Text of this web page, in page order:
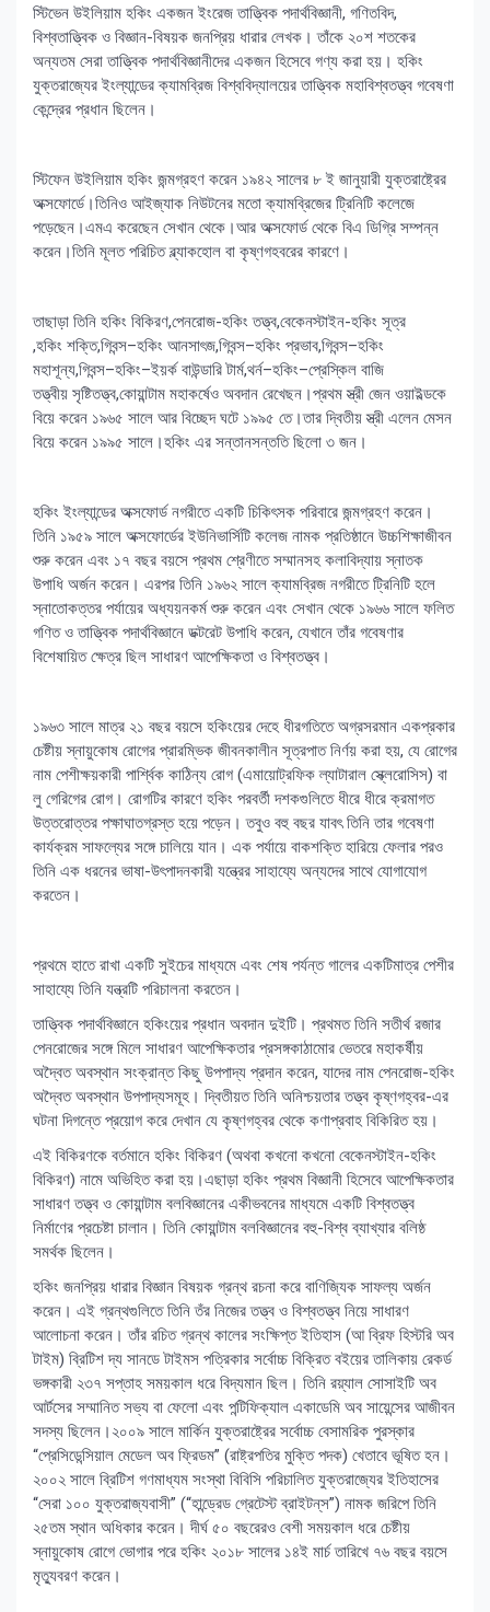
স্টিভেন উইলিয়াম হকিং একজন ইংরেজ তাত্ত্বিক পদার্থবিজ্ঞানী, গণিতবিদ,
বিশ্বতাত্ত্বিক ও বিজ্ঞান-বিষয়ক জনপ্রিয় ধারার লেখক। তাঁকে ২০শ শতকের
অন্যতম সেরা তাত্ত্বিক পদার্থবিজ্ঞানীদের একজন হিসেবে গণ্য করা হয়। হকিং
যুক্তরাজ্যের ইংল্যান্ডের ক্যামব্রিজ বিশ্ববিদ্যালয়ের তাত্ত্বিক মহাবিশ্বতত্ত্ব গবেষণা
কেন্দ্রের প্রধান ছিলেন।
স্টিফেন উইলিয়াম হকিং জন্মগ্রহণ করেন ১৯৪২ সালের ৮ ই জানুয়ারী যুক্তরাষ্ট্রের
অক্সফোর্ডে।তিনিও আইজ্যাক নিউটনের মতো ক্যামব্রিজের ট্রিনিটি কলেজে
পড়েছেন।এমএ করেছেন সেখান থেকে।আর অক্সফোর্ড থেকে বিএ ডিগ্রি সম্পন্ন
করেন।তিনি মূলত পরিচিত ব্ল্যাকহোল বা কৃষ্ণগহবরের কারণে।
তাছাড়া তিনি হকিং বিকিরণ,পেনরোজ-হকিং তত্ত্ব,বেকেনস্টাইন-হকিং সূত্র
,হকিং শক্তি,গিবন্স–হকিং আনসাৎজ,গিবন্স–হকিং প্রভাব,গিবন্স–হকিং
মহাশূন্য,গিবন্স–হকিং–ইয়র্ক বাউন্ডারি টার্ম,থর্ন–হকিং–প্রেস্কিল বাজি
তত্ত্বীয় সৃষ্টিতত্ত্ব,কোয়ান্টাম মহাকর্ষেও অবদান রেখেছন।প্রথম স্ত্রী জেন ওয়াইল্ডকে
বিয়ে করেন ১৯৬৫ সালে আর বিচ্ছেদ ঘটে ১৯৯৫ তে।তার দ্বিতীয় স্ত্রী এলেন মেসন
বিয়ে করেন ১৯৯৫ সালে।হকিং এর সন্তানসন্ততি ছিলো ৩ জন।
হকিং ইংল্যান্ডের অক্সফোর্ড নগরীতে একটি চিকিৎসক পরিবারে জন্মগ্রহণ করেন।
তিনি ১৯৫৯ সালে অক্সফোর্ডের ইউনিভার্সিটি কলেজ নামক প্রতিষ্ঠানে উচ্চশিক্ষাজীবন
শুরু করেন এবং ১৭ বছর বয়সে প্রথম শ্রেণীতে সম্মানসহ কলাবিদ্যায় স্নাতক
উপাধি অর্জন করেন। এরপর তিনি ১৯৬২ সালে ক্যামব্রিজ নগরীতে ট্রিনিটি হলে
স্নাতোকত্তর পর্যায়ের অধ্যয়নকর্ম শুরু করেন এবং সেখান থেকে ১৯৬৬ সালে ফলিত
গণিত ও তাত্ত্বিক পদার্থবিজ্ঞানে ডক্টরেট উপাধি করেন, যেখানে তাঁর গবেষণার
বিশেষায়িত ক্ষেত্র ছিল সাধারণ আপেক্ষিকতা ও বিশ্বতত্ত্ব।
১৯৬৩ সালে মাত্র ২১ বছর বয়সে হকিংয়ের দেহে ধীরগতিতে অগ্রসরমান একপ্রকার
চেষ্টীয় স্নায়ুকোষ রোগের প্রারম্ভিক জীবনকালীন সূত্রপাত নির্ণয় করা হয়, যে রোগের
নাম পেশীক্ষয়কারী পার্শ্বিক কাঠিন্য রোগ (এমায়োট্রফিক ল্যাটারাল স্ক্লেরোসিস) বা
লু গেরিগের রোগ। রোগটির কারণে হকিং পরবর্তী দশকগুলিতে ধীরে ধীরে ক্রমাগত
উত্তরোত্তর পক্ষাঘাতগ্রস্ত হয়ে পড়েন। তবুও বহু বছর যাবৎ তিনি তার গবেষণা
কার্যক্রম সাফল্যের সঙ্গে চালিয়ে যান। এক পর্যায়ে বাকশক্তি হারিয়ে ফেলার পরও
তিনি এক ধরনের ভাষা-উৎপাদনকারী যন্ত্রের সাহায্যে অন্যদের সাথে যোগাযোগ
করতেন।
প্রথমে হাতে রাখা একটি সুইচের মাধ্যমে এবং শেষ পর্যন্ত গালের একটিমাত্র পেশীর
সাহায্যে তিনি যন্ত্রটি পরিচালনা করতেন।
তাত্ত্বিক পদার্থবিজ্ঞানে হকিংয়ের প্রধান অবদান দুইটি। প্রথমত তিনি সতীর্থ রজার
পেনরোজের সঙ্গে মিলে সাধারণ আপেক্ষিকতার প্রসঙ্গকাঠামোর ভেতরে মহাকর্ষীয়
অদ্বৈত অবস্থান সংক্রান্ত কিছু উপপাদ্য প্রদান করেন, যাদের নাম পেনরোজ-হকিং
অদ্বৈত অবস্থান উপপাদ্যসমূহ। দ্বিতীয়ত তিনি অনিশ্চয়তার তত্ত্ব কৃষ্ণগহ্বর-এর
ঘটনা দিগন্তে প্রয়োগ করে দেখান যে কৃষ্ণগহ্বর থেকে কণাপ্রবাহ বিকিরিত হয়।
এই বিকিরণকে বর্তমানে হকিং বিকিরণ (অথবা কখনো কখনো বেকেনস্টাইন-হকিং
বিকিরণ) নামে অভিহিত করা হয়।এছাড়া হকিং প্রথম বিজ্ঞানী হিসেবে আপেক্ষিকতার
সাধারণ তত্ত্ব ও কোয়ান্টাম বলবিজ্ঞানের একীভবনের মাধ্যমে একটি বিশ্বতত্ত্ব
নির্মাণের প্রচেষ্টা চালান। তিনি কোয়ান্টাম বলবিজ্ঞানের বহু-বিশ্ব ব্যাখ্যার বলিষ্ঠ
সমর্থক ছিলেন।
হকিং জনপ্রিয় ধারার বিজ্ঞান বিষয়ক গ্রন্থ রচনা করে বাণিজ্যিক সাফল্য অর্জন
করেন। এই গ্রন্থগুলিতে তিনি তঁর নিজের তত্ত্ব ও বিশ্বতত্ত্ব নিয়ে সাধারণ
আলোচনা করেন। তাঁর রচিত গ্রন্থ কালের সংক্ষিপ্ত ইতিহাস (আ ব্রিফ হিস্টরি অব
টাইম) ব্রিটিশ দ্য সানডে টাইমস পত্রিকার সর্বোচ্চ বিক্রিত বইয়ের তালিকায় রেকর্ড
ভঙ্গকারী ২৩৭ সপ্তাহ সময়কাল ধরে বিদ্যমান ছিল। তিনি রয়্যাল সোসাইটি অব
আর্টসের সম্মানিত সভ্য বা ফেলো এবং পন্টিফিক্যাল একাডেমি অব সায়েন্সের আজীবন
সদস্য ছিলেন।২০০৯ সালে মার্কিন যুক্তরাষ্ট্রের সর্বোচ্চ বেসামরিক পুরস্কার
“প্রেসিডেন্সিয়াল মেডেল অব ফ্রিডম” (রাষ্ট্রপতির মুক্তি পদক) খেতাবে ভূষিত হন।
২০০২ সালে ব্রিটিশ গণমাধ্যম সংস্থা বিবিসি পরিচালিত যুক্তরাজ্যের ইতিহাসের
“সেরা ১০০ যুক্তরাজ্যবাসী” (“হান্ড্রেড গ্রেটেস্ট ব্রাইটন্‌স”) নামক জরিপে তিনি
২৫তম স্থান অধিকার করেন। দীর্ঘ ৫০ বছরেরও বেশী সময়কাল ধরে চেষ্টীয়
স্নায়ুকোষ রোগে ভোগার পরে হকিং ২০১৮ সালের ১৪ই মার্চ তারিখে ৭৬ বছর বয়সে
মৃত্যুবরণ করেন।